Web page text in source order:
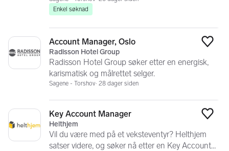
Enkel søknad
Account Manager, Oslo
Radisson Hotel Group
Radisson Hotel Group søker etter en energisk,
karismatisk og målrettet selger.
Sagene - Torshov 28 dager siden
Key Account Manager
Helthjem
Vil du være med på et veksteventyr? Helthjem
satser videre, og søker nå etter en Key Account